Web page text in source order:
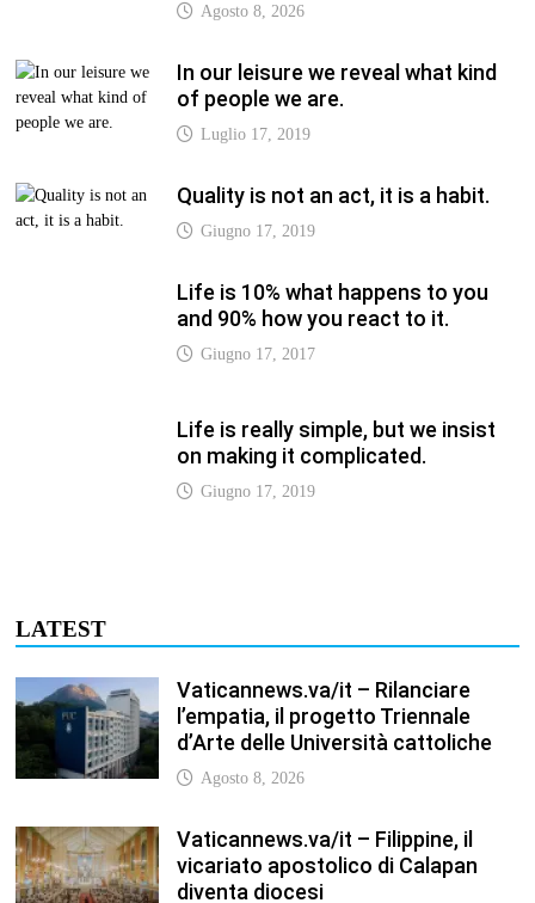
Agosto 8, 2026
In our leisure we reveal what kind
of people we are.
Luglio 17, 2019
Quality is not an act, it is a habit.
Giugno 17, 2019
Life is 10% what happens to you
and 90% how you react to it.
Giugno 17, 2017
Life is really simple, but we insist
on making it complicated.
Giugno 17, 2019
LATEST
Vaticannews.va/it – Rilanciare
l’empatia, il progetto Triennale
d’Arte delle Università cattoliche
Agosto 8, 2026
Vaticannews.va/it – Filippine, il
vicariato apostolico di Calapan
diventa diocesi